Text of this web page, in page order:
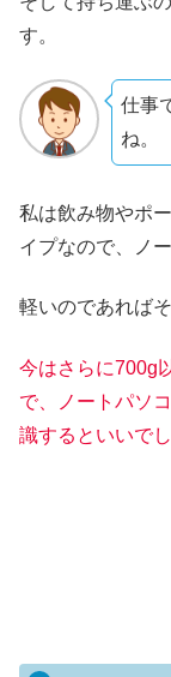
す。
仕事
ね。
私は飲み物やポ
イプなので、ノ
軽いのであれば
今はさらに700g
で、ノートパソ
識するといいでし